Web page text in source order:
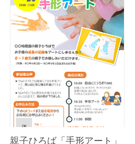
親子ひろば「手形アート」